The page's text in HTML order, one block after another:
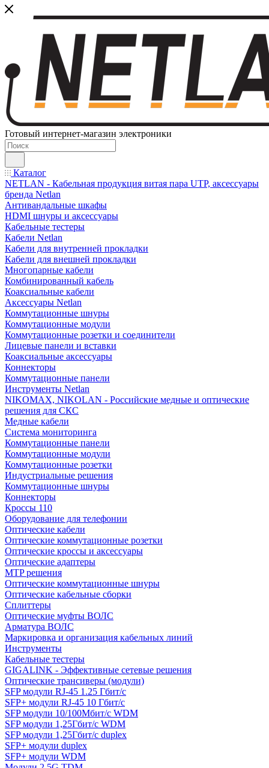
Готовый интернет-магазин электроники
Каталог
NETLAN - Кабельная продукция витая пара UTP, аксессуары
бренда Netlan
Антивандальные шкафы
HDMI шнуры и аксессуары
Кабельные тестеры
Кабели Netlan
Кабели для внутренней прокладки
Кабели для внешней прокладки
Многопарные кабели
Комбинированный кабель
Коаксиальные кабели
Аксессуары Netlan
Коммутационные шнуры
Коммутационные модули
Коммутационные розетки и соединители
Лицевые панели и вставки
Коаксиальные аксессуары
Коннекторы
Коммутационные панели
Инструменты Netlan
NIKOMAX, NIKOLAN - Российские медные и оптические
решения для СКС
Медные кабели
Система мониторинга
Коммутационные панели
Коммутационные модули
Коммутационные розетки
Индустриальные решения
Коммутационные шнуры
Коннекторы
Кроссы 110
Оборудование для телефонии
Оптические кабели
Оптические коммутационные розетки
Оптические кроссы и аксессуары
Оптические адаптеры
MTP решения
Оптические коммутационные шнуры
Оптические кабельные сборки
Сплиттеры
Оптические муфты ВОЛС
Арматура ВОЛС
Маркировка и организация кабельных линий
Инструменты
Кабельные тестеры
GIGALINK - Эффективные сетевые решения
Оптические трансиверы (модули)
SFP модули RJ-45 1.25 Гбит/c
SFP+ модули RJ-45 10 Гбит/c
SFP модули 10/100Мбит/с WDM
SFP модули 1,25Гбит/с WDM
SFP модули 1,25Гбит/с duplex
SFP+ модули duplex
SFP+ модули WDM